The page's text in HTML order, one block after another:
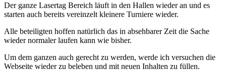
Der ganze Lasertag Bereich läuft in den Hallen wieder an und es
starten auch bereits vereinzelt kleinere Turniere wieder.
Alle beteiligten hoffen natürlich das in absehbarer Zeit die Sache
wieder normaler laufen kann wie bisher.
Um dem ganzen auch gerecht zu werden, werde ich versuchen die
Webseite wieder zu beleben und mit neuen Inhalten zu füllen.